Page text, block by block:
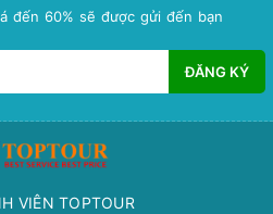
đến 60% sẽ được gửi đến bạn
ĐĂNG KÝ
VIÊN TOPTOUR